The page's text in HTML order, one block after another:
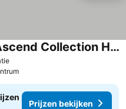
The Freeport Hotel, an Ascend Collection Hotel
Prijzen bekijken